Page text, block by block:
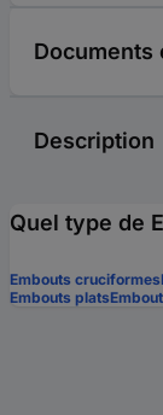
Documents
Description
Quel type de
Embouts cruciformes
Embouts plats